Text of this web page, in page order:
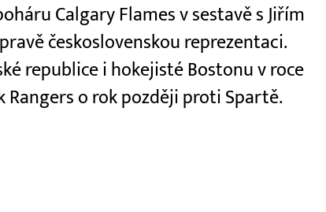
Calgary Flames v sestavě s Jiřím
československou reprezentaci.
republice i hokejisté Bostonu v roce
Rangers o rok později proti Spartě.